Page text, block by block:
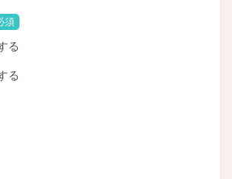
須
る
る